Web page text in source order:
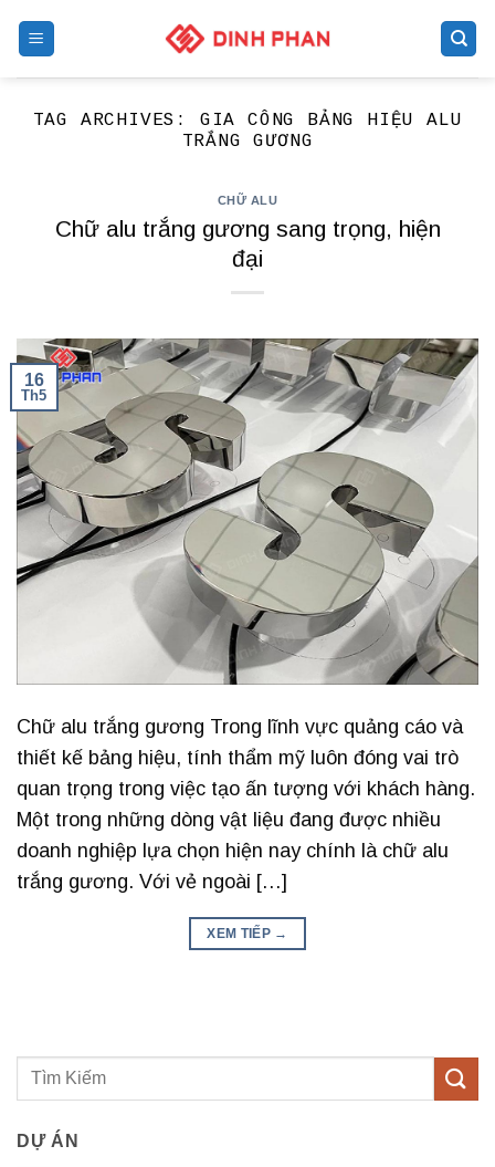
TAG ARCHIVES: GIA CÔNG BẢNG HIỆU ALU
TRẮNG GƯƠNG
CHỮ ALU
Chữ alu trắng gương sang trọng, hiện
đại
16
Th5
Chữ alu trắng gương Trong lĩnh vực quảng cáo và
thiết kế bảng hiệu, tính thẩm mỹ luôn đóng vai trò
quan trọng trong việc tạo ấn tượng với khách hàng.
Một trong những dòng vật liệu đang được nhiều
doanh nghiệp lựa chọn hiện nay chính là chữ alu
trắng gương. Với vẻ ngoài […]
XEM TIẾP →
DỰ ÁN